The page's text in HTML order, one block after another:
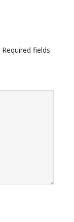
Required fields